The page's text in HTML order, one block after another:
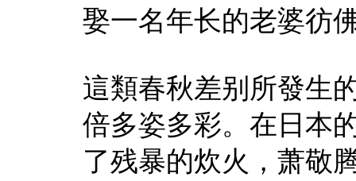
娶一名年长的老婆彷
這類春秋差别所發生
倍多姿多彩。在日本
了残暴的炊火，萧敬